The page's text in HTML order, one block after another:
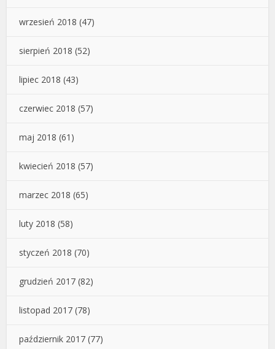
wrzesień 2018 (47)
sierpień 2018 (52)
lipiec 2018 (43)
czerwiec 2018 (57)
maj 2018 (61)
kwiecień 2018 (57)
marzec 2018 (65)
luty 2018 (58)
styczeń 2018 (70)
grudzień 2017 (82)
listopad 2017 (78)
październik 2017 (77)